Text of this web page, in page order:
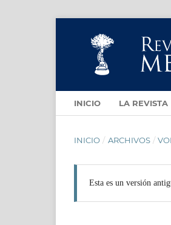
INICIO LA REVISTA
INICIO / ARCHIVOS /
Esta es un versión